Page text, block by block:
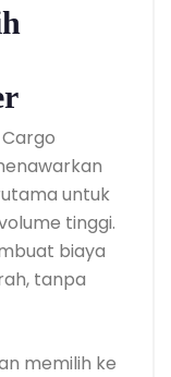
untuk
tinggi.
biaya
tanpa
memilih ke